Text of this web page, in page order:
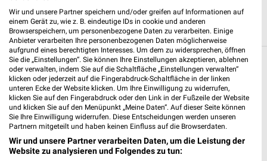
Weitere EDEKA Geschäfte mit Angeboten in
und um Binz (Ostseebad)
5 Geschäfte und Orte
EDEKA Lübke
Dünenstr. 57
Wir und unsere Partner speichern und/oder greifen auf Informationen auf
einem Gerät zu, wie z. B. eindeutige IDs in cookie und anderen
Browserspeichern, um personenbezogene Daten zu verarbeiten. Einige
Anbieter verarbeiten Ihre personenbezogenen Daten möglicherweise
aufgrund eines berechtigten Interesses. Um dem zu widersprechen, öffnen
Sie die „Einstellungen“. Sie können Ihre Einstellungen akzeptieren, ablehnen
oder verwalten, indem Sie auf die Schaltfläche „Einstellungen verwalten“
klicken oder jederzeit auf die Fingerabdruck-Schaltfläche in der linken
unteren Ecke der Website klicken. Um Ihre Einwilligung zu widerrufen,
klicken Sie auf den Fingerabdruck oder den Link in der Fußzeile der Website
und klicken Sie auf den Menüpunkt „Meine Daten“. Auf dieser Seite können
Sie Ihre Einwilligung widerrufen. Diese Entscheidungen werden unseren
Partnern mitgeteilt und haben keinen Einfluss auf die Browserdaten.
Wir und unsere Partner verarbeiten Daten, um die Leistung der
Website zu analysieren und Folgendes zu tun: